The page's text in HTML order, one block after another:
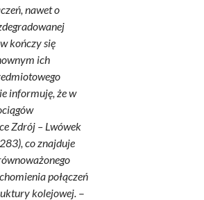
nawet o
kończy się
ich
informuję, że w
Zdrój – Lwówek
co znajduje
połączeń
kolejowej. –